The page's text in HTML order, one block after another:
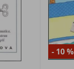
- 10 %